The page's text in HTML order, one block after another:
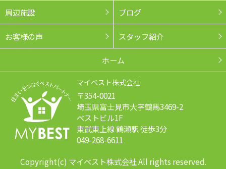
周辺施設 ブログ
お客様の声 スタッフ紹介
ホーム
マイベスト株式会社
〒354-0021
埼玉県富士見市大字鶴馬3469-2
ベストビル1F
東武東上線 鶴瀬駅 徒歩3分
049-268-6611
Copyright(c) マイベスト株式会社 All rights reserved.